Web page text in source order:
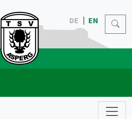
DE EN